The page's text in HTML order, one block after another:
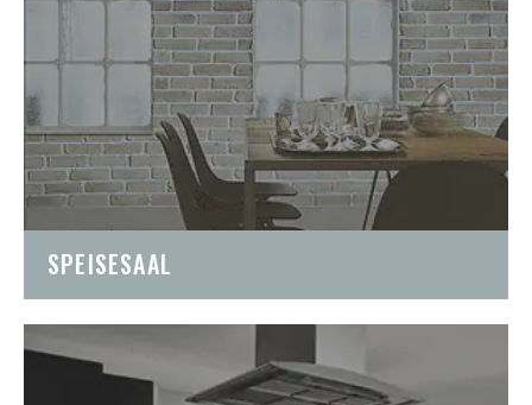
SPEISESAAL